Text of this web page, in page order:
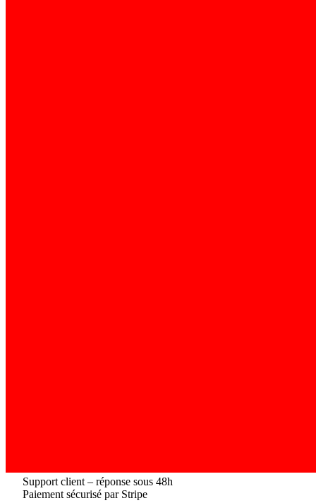
Support client – réponse sous 48h
Paiement sécurisé par Stripe